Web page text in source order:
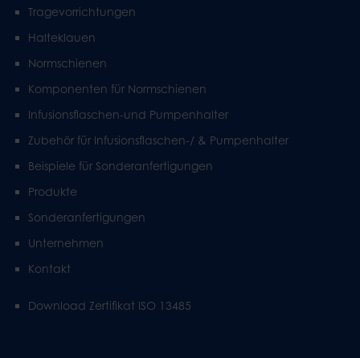
Tragevorrichtungen
Halteklauen
Normschienen
Komponenten für Normschienen
Infusionsflaschen-und Pumpenhalter
Zubehör für Infusionsflaschen-/ & Pumpenhalter
Beispiele für Sonderanfertigungen
Produkte
Sonderanfertigungen
Unternehmen
Kontakt
Download Zertifikat ISO 13485